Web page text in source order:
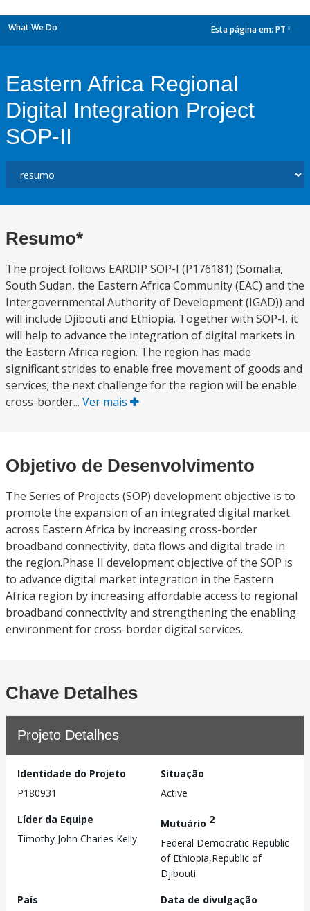
What We Do Esta página em: PT
Eastern Africa Regional
Digital Integration Project
SOP-II
Resumo*
The project follows EARDIP SOP-I (P176181) (Somalia,
South Sudan, the Eastern Africa Community (EAC) and the
Intergovernmental Authority of Development (IGAD)) and
will include Djibouti and Ethiopia. Together with SOP-I, it
will help to advance the integration of digital markets in
the Eastern Africa region. The region has made
significant strides to enable free movement of goods and
services; the next challenge for the region will be enable
cross-border... Ver mais
Objetivo de Desenvolvimento
The Series of Projects (SOP) development objective is to
promote the expansion of an integrated digital market
across Eastern Africa by increasing cross-border
broadband connectivity, data flows and digital trade in
the region.Phase II development objective of the SOP is
to advance digital market integration in the Eastern
Africa region by increasing affordable access to regional
broadband connectivity and strengthening the enabling
environment for cross-border digital services.
Chave Detalhes
Projeto Detalhes
Identidade do Projeto
P180931
Situação
Active
Líder da Equipe
Timothy John Charles Kelly
Mutuário 2
Federal Democratic Republic
of Ethiopia,Republic of
Djibouti
País
Data de divulgação